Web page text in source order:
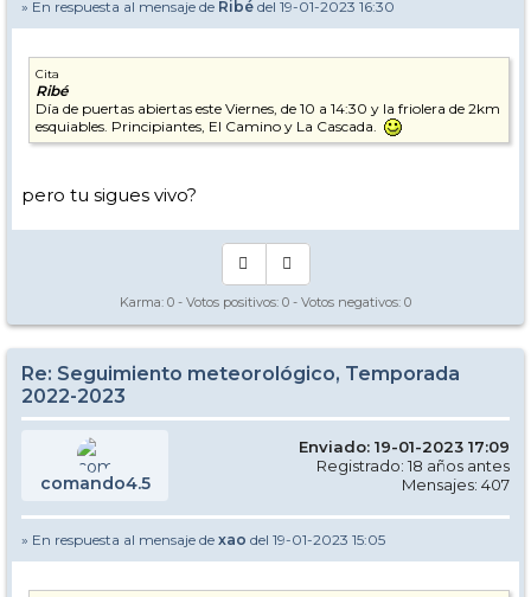
» En respuesta al mensaje de Ribé del 19-01-2023 16:30
Cita
Ribé
Día de puertas abiertas este Viernes, de 10 a 14:30 y la friolera de 2km
esquiables. Principiantes, El Camino y La Cascada.
pero tu sigues vivo?
Karma: 0 - Votos positivos: 0 - Votos negativos: 0
Re: Seguimiento meteorológico, Temporada
2022-2023
comando4.5
Enviado: 19-01-2023 17:09
Registrado: 18 años antes
Mensajes: 407
» En respuesta al mensaje de xao del 19-01-2023 15:05